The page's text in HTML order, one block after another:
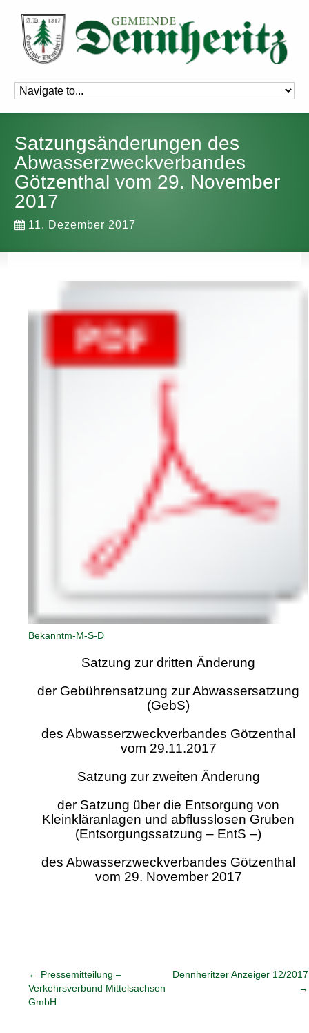
Satzungsänderungen des
Abwasserzweckverbandes
Götzenthal vom 29. November
2017
11. Dezember 2017
Bekanntm-M-S-D
Satzung zur dritten Änderung
der Gebührensatzung zur Abwassersatzung
(GebS)
des Abwasserzweckverbandes Götzenthal
vom 29.11.2017
Satzung zur zweiten Änderung
der Satzung über die Entsorgung von
Kleinkläranlagen und abflusslosen Gruben
(Entsorgungssatzung – EntS –)
des Abwasserzweckverbandes Götzenthal
vom 29. November 2017
← Pressemitteilung –
Verkehrsverbund Mittelsachsen
GmbH
Dennheritzer Anzeiger 12/2017
→